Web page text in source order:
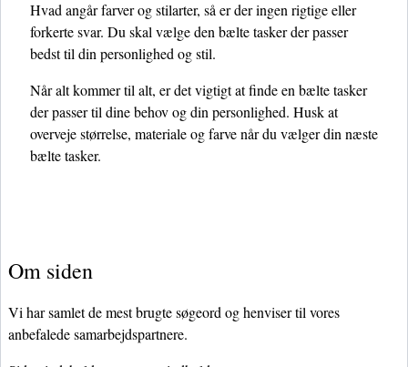
Hvad angår farver og stilarter, så er der ingen rigtige eller
forkerte svar. Du skal vælge den bælte tasker der passer
bedst til din personlighed og stil.
Når alt kommer til alt, er det vigtigt at finde en bælte tasker
der passer til dine behov og din personlighed. Husk at
overveje størrelse, materiale og farve når du vælger din næste
bælte tasker.
Om siden
Vi har samlet de mest brugte søgeord og henviser til vores
anbefalede samarbejdspartnere.